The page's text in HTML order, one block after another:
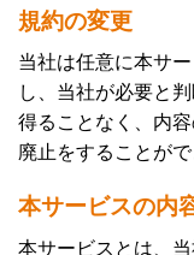
規約の変更
当社は任意に本サ
し、当社が必要と
得ることなく、内
廃止をすることが
本サービスの内
本サービスとは、